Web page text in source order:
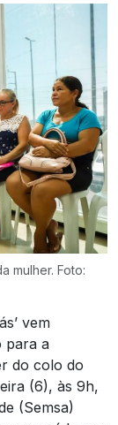
mulher. Foto:
vem
para a
do colo do
(6), às 9h,
(Semsa)